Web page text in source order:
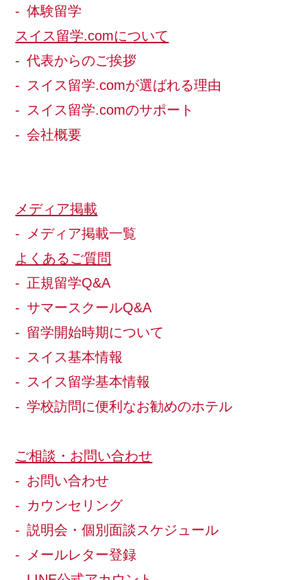
体験留学
スイス留学.comについて
代表からのご挨拶
スイス留学.comが選ばれる理由
スイス留学.comのサポート
会社概要
メディア掲載
メディア掲載一覧
よくあるご質問
正規留学Q&A
サマースクールQ&A
留学開始時期について
スイス基本情報
スイス留学基本情報
学校訪問に便利なお勧めのホテル
ご相談・お問い合わせ
お問い合わせ
カウンセリング
説明会・個別面談スケジュール
メールレター登録